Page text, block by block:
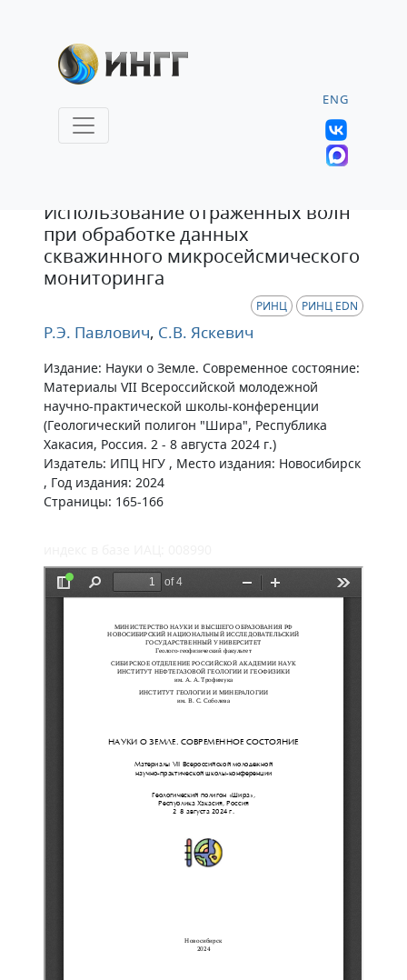
ENG
Использование отраженных волн
при обработке данных
скважинного микросейсмического
мониторинга
РИНЦ РИНЦ EDN
Р.Э. Павлович, С.В. Яскевич
Издание: Науки о Земле. Современное состояние:
Материалы VII Всероссийской молодежной
научно-практической школы-конференции
(Геологический полигон "Шира", Республика
Хакасия, Россия. 2 - 8 августа 2024 г.)
Издатель: ИПЦ НГУ , Место издания: Новосибирск
, Год издания: 2024
Страницы: 165-166